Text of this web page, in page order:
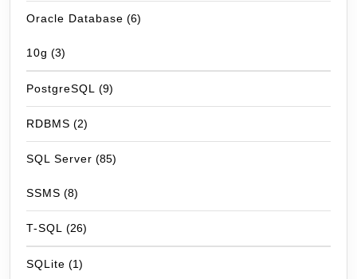
Oracle Database (6)
10g (3)
PostgreSQL (9)
RDBMS (2)
SQL Server (85)
SSMS (8)
T-SQL (26)
SQLite (1)